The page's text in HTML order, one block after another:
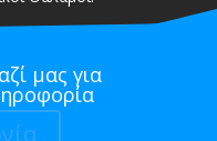
μας για